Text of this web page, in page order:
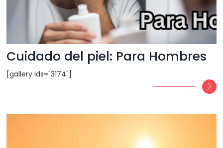
Cuidado del piel: Para Hombres
[gallery ids="3174"]